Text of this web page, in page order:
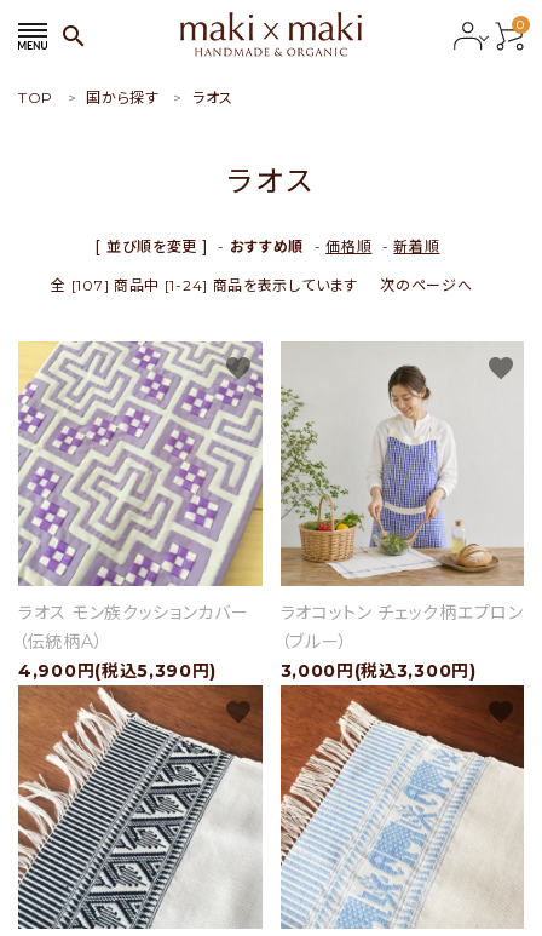
search 0
会員ログイン person 新規会員登録
おすすめ商品
新商品
特集
セール
アイテムから探す
素材から探す
価格から探す
国から探す
TOP 国から探す ラオス
ラオス
[ 並び順を変更 ] - おすすめ順 -価格順 -新着順
全 [107] 商品中 [1-24] 商品を表示しています 次のページへ
ラオス モン族クッションカバー
（伝統柄A）
4,900円(税込5,390円)
favorite
ラオコットン チェック柄エプロン
（ブルー）
3,000円(税込3,300円)
favorite
favorite favorite